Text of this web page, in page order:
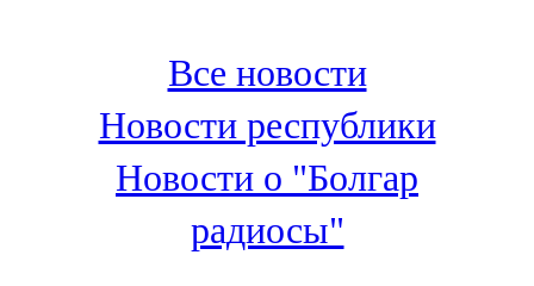
100,3 FM
Зәй
106,6 FM
Кадыбаш
105,2 FM
Все новости
Новости республики
Новости о "Болгар
радиосы"